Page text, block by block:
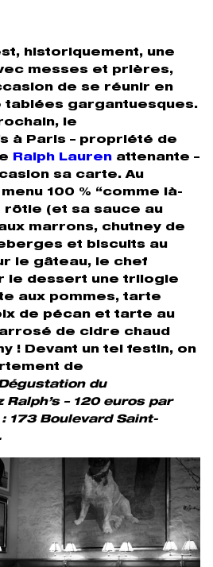
historiquement, une
messes et prières,
de se réunir en
tablées gargantuesques.
le
à Paris – propriété de
Ralph Lauren attenante –
sa carte. Au
100 % “comme là-
rôtie (et sa sauce au
marrons, chutney de
et biscuits au
le gâteau, le chef
le dessert une trilogie
aux pommes, tarte
de pécan et tarte au
de cidre chaud
! Devant un tel festin, on
de
du
– 120 euros par
173 Boulevard Saint-